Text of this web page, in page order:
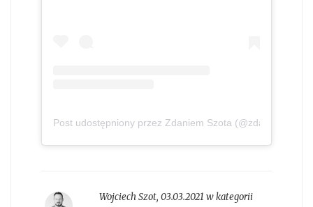
Post udostępniony przez Zdaniem Szota
Wojciech Szot, 03.03.2021 w kategorii